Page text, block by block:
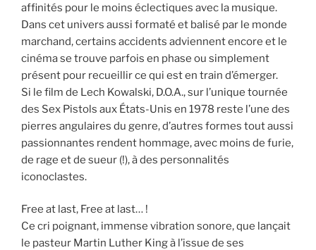
affinités pour le moins éclectiques avec la musique.
Dans cet univers aussi formaté et balisé par le monde
marchand, certains accidents adviennent encore et le
cinéma se trouve parfois en phase ou simplement
présent pour recueillir ce qui est en train d’émerger.
Si le film de Lech Kowalski, D.O.A., sur l’unique tournée
des Sex Pistols aux États-Unis en 1978 reste l’une des
pierres angulaires du genre, d’autres formes tout aussi
passionnantes rendent hommage, avec moins de furie,
de rage et de sueur (!), à des personnalités
iconoclastes.
Free at last, Free at last… !
Ce cri poignant, immense vibration sonore, que lançait
le pasteur Martin Luther King à l’issue de ses